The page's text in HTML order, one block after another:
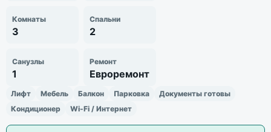
Комнаты
3
Спальни
2
Санузлы
1
Ремонт
Евроремонт
Лифт Мебель Балкон Парковка
Документы готовы
Кондиционер
Wi-Fi / Интернет